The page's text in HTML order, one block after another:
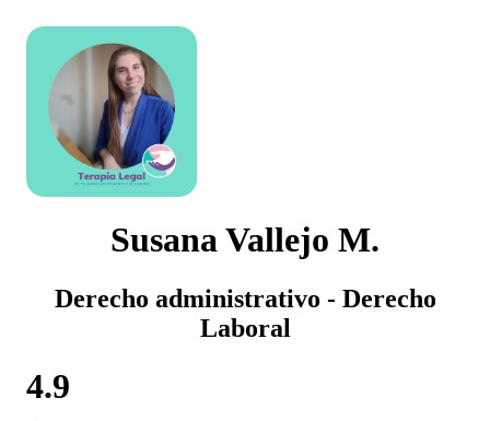
Susana Vallejo M.
Derecho administrativo - Derecho
Laboral
4.9